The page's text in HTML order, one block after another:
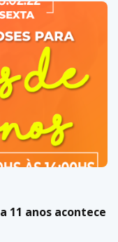
11 anos acontece